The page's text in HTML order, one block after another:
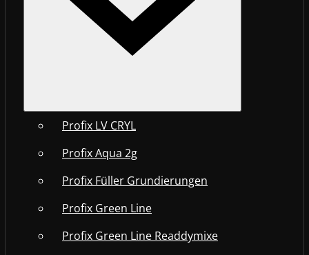
Profix LV CRYL
Profix Aqua 2g
Profix Füller Grundierungen
Profix Green Line
Profix Green Line Readdymixe